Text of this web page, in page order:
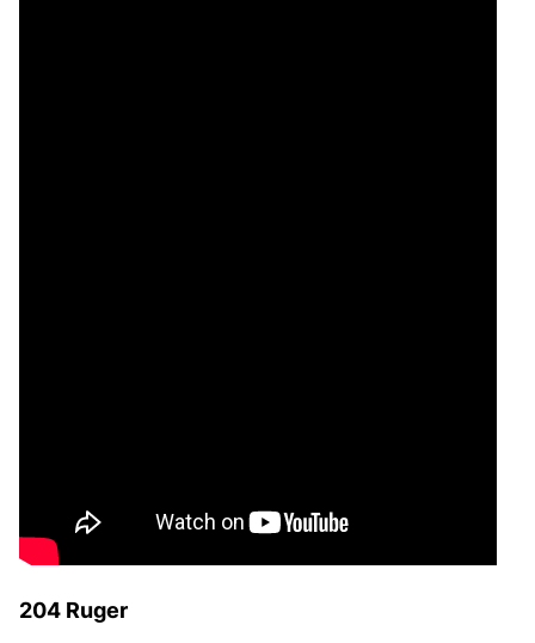
204 Ruger